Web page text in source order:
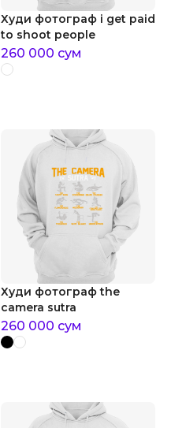
Худи фотограф i get paid
to shoot people
260 000 сум
Худи фотограф the
camera sutra
260 000 сум